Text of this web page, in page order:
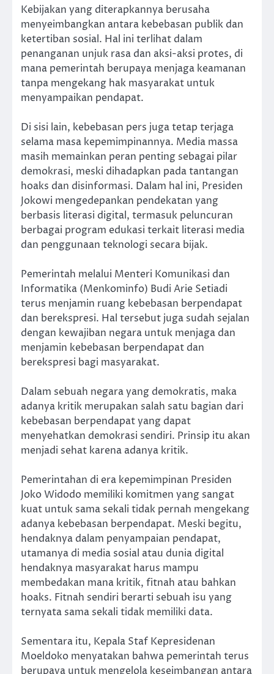
Kebijakan yang diterapkannya berusaha
menyeimbangkan antara kebebasan publik dan
ketertiban sosial. Hal ini terlihat dalam
penanganan unjuk rasa dan aksi-aksi protes, di
mana pemerintah berupaya menjaga keamanan
tanpa mengekang hak masyarakat untuk
menyampaikan pendapat.
Di sisi lain, kebebasan pers juga tetap terjaga
selama masa kepemimpinannya. Media massa
masih memainkan peran penting sebagai pilar
demokrasi, meski dihadapkan pada tantangan
hoaks dan disinformasi. Dalam hal ini, Presiden
Jokowi mengedepankan pendekatan yang
berbasis literasi digital, termasuk peluncuran
berbagai program edukasi terkait literasi media
dan penggunaan teknologi secara bijak.
Pemerintah melalui Menteri Komunikasi dan
Informatika (Menkominfo) Budi Arie Setiadi
terus menjamin ruang kebebasan berpendapat
dan berekspresi. Hal tersebut juga sudah sejalan
dengan kewajiban negara untuk menjaga dan
menjamin kebebasan berpendapat dan
berekspresi bagi masyarakat.
Dalam sebuah negara yang demokratis, maka
adanya kritik merupakan salah satu bagian dari
kebebasan berpendapat yang dapat
menyehatkan demokrasi sendiri. Prinsip itu akan
menjadi sehat karena adanya kritik.
Pemerintahan di era kepemimpinan Presiden
Joko Widodo memiliki komitmen yang sangat
kuat untuk sama sekali tidak pernah mengekang
adanya kebebasan berpendapat. Meski begitu,
hendaknya dalam penyampaian pendapat,
utamanya di media sosial atau dunia digital
hendaknya masyarakat harus mampu
membedakan mana kritik, fitnah atau bahkan
hoaks. Fitnah sendiri berarti sebuah isu yang
ternyata sama sekali tidak memiliki data.
Sementara itu, Kepala Staf Kepresidenan
Moeldoko menyatakan bahwa pemerintah terus
berupaya untuk mengelola keseimbangan antara